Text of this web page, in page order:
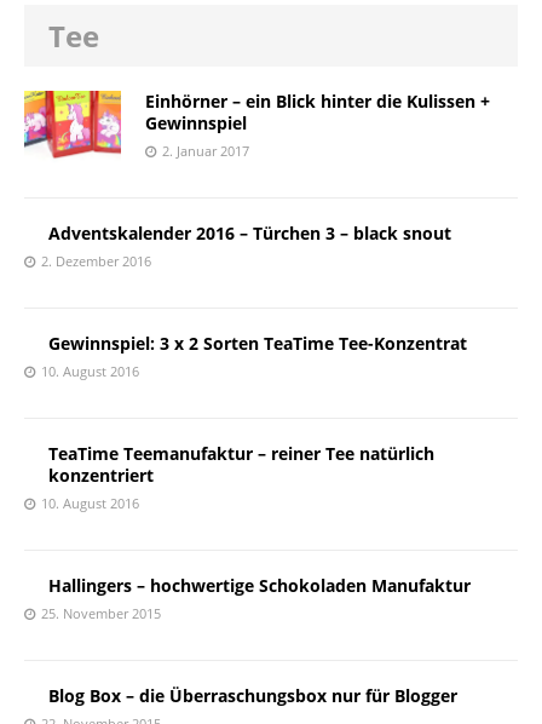
Tee
Einhörner – ein Blick hinter die Kulissen +
Gewinnspiel
2. Januar 2017
Adventskalender 2016 – Türchen 3 – black snout
2. Dezember 2016
Gewinnspiel: 3 x 2 Sorten TeaTime Tee-Konzentrat
10. August 2016
TeaTime Teemanufaktur – reiner Tee natürlich
konzentriert
10. August 2016
Hallingers – hochwertige Schokoladen Manufaktur
25. November 2015
Blog Box – die Überraschungsbox nur für Blogger